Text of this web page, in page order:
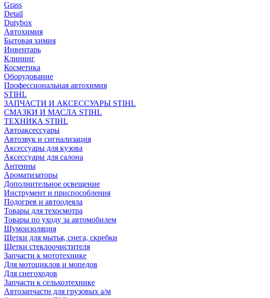
Grass
Detail
Dutybox
Автохимия
Бытовая химия
Инвентарь
Клининг
Косметика
Оборудование
Профессиональная автохимия
STIHL
ЗАПЧАСТИ И АКСЕССУАРЫ STIHL
СМАЗКИ И МАСЛА STIHL
ТЕХНИКА STIHL
Автоаксессуары
Автозвук и сигнализация
Аксессуары для кузова
Аксессуары для салона
Антенны
Ароматизаторы
Дополнительное освещение
Инструмент и приспособления
Подогрев и автоодеяла
Товары для техосмотра
Товары по уходу за автомобилем
Шумоизоляция
Щетки для мытья, снега, скребки
Щетки стеклоочистителя
Запчасти к мототехнике
Для мотоциклов и мопедов
Для снегоходов
Запчасти к сельхозтехнике
Автозапчасти для грузовых а/м